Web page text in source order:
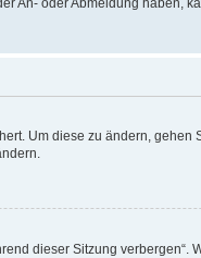
An- oder Abmeldung haben,
Um diese zu ändern, gehen
dieser Sitzung